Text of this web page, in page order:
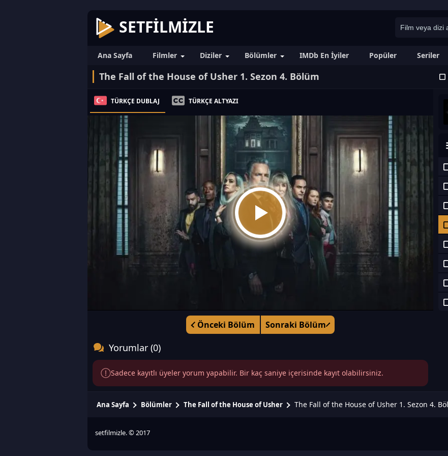
SETFILMIZLE
Ana Sayfa Filmler Diziler Bölümler IMDb En İyiler Popüler Seriler
The Fall of the House of Usher 1. Sezon 4. Bölüm
TÜRKÇE DUBLAJ TÜRKÇE ALTYAZI
Önceki Bölüm Sonraki Bölüm
Yorumlar (0)
Sadece kayıtlı üyeler yorum yapabilir. Bir kaç saniye içerisinde kayıt olabilirsiniz.
Ana Sayfa Bölümler The Fall of the House of Usher The Fall of the House of Usher 1. Sezon 4.
setfilmizle. © 2017